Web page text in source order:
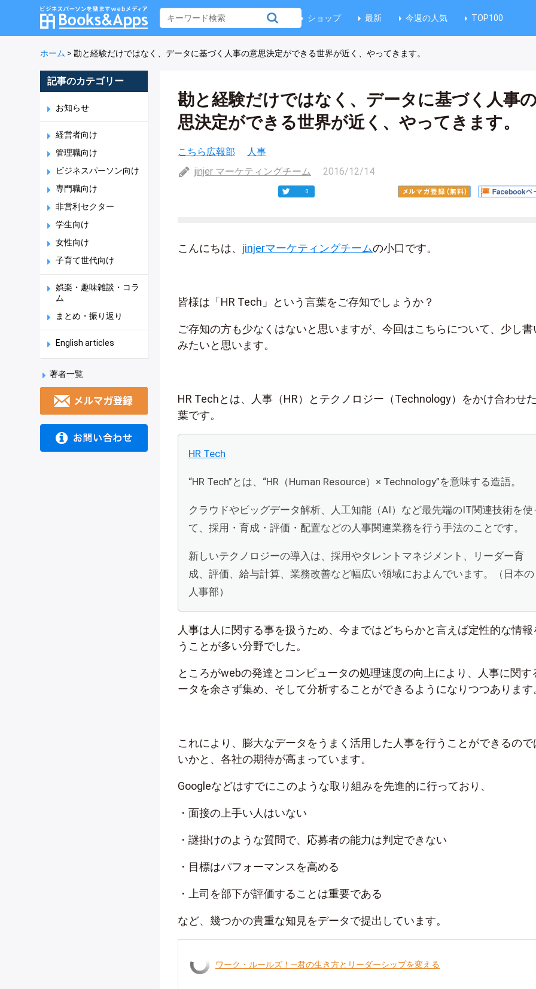
ショップ 最新 今週の人気 TOP100
ホーム > 勘と経験だけではなく、データに基づく人事の意思決定ができる世界が近く、やってきます。
記事のカテゴリー
お知らせ
経営者向け
管理職向け
ビジネスパーソン向け
専門職向け
非営利セクター
学生向け
女性向け
子育て世代向け
娯楽・趣味雑談・コラ
ム
まとめ・振り返り
English articles
著者一覧
勘と経験だけではなく、データに基づく人事
思決定ができる世界が近く、やってきます。
こちら広報部
人事
jinjer マーケティングチーム
2016/12/14
0
こんにちは、 jinjerマーケティングチームの小口です。
皆様は「HR Tech」という言葉をご存知でしょうか？
ご存知の方も少なくはないと思いますが、今回はこちらについて、少し書
みたいと思います。
HR Techとは、人事（HR）とテクノロジー（Technology）をかけ合わせ
葉です。
HR Tech
“HR Tech”とは、“HR（Human Resource）× Technology”を意味する造語。
クラウドやビッグデータ解析、人工知能（AI）など最先端のIT関連技術を使
て、採用・育成・評価・配置などの人事関連業務を行う手法のことです。
新しいテクノロジーの導入は、採用やタレントマネジメント、リーダー育
成、評価、給与計算、業務改善など幅広い領域におよんでいます。（日本の
人事部）
人事は人に関する事を扱うため、今まではどちらかと言えば定性的な情報
うことが多い分野でした。
ところがwebの発達とコンピュータの処理速度の向上により、人事に関す
ータを余さず集め、そして分析することができるようになりつつあります
これにより、膨大なデータをうまく活用した人事を行うことができるので
いかと、各社の期待が高まっています。
Googleなどはすでにこのような取り組みを先進的に行っており、
・面接の上手い人はいない
・謎掛けのような質問で、応募者の能力は判定できない
・目標はパフォーマンスを高める
・上司を部下が評価することは重要である
など、幾つかの貴重な知見をデータで提出しています。
ワーク・ルールズ！―君の生き方とリーダーシップを変える